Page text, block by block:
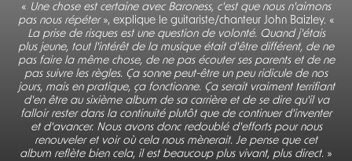
« Une chose est certaine avec Baroness, c'est que nous n'aimons
pas nous répéter », explique le guitariste/chanteur John Baizley. «
La prise de risques est une question de volonté. Quand j'étais
plus jeune, tout l'intérêt de la musique était d'être différent, de ne
pas faire la même chose, de ne pas écouter ses parents et de ne
pas suivre les règles. Ça sonne peut-être un peu ridicule de nos
jours, mais en pratique, ça fonctionne. Ça serait vraiment terrifiant
d'en être au sixième album de sa carrière et de se dire qu'il va
falloir rester dans la continuité plutôt que de continuer d'inventer
et d'avancer. Nous avons donc redoublé d'efforts pour nous
renouveler et voir où cela nous mènerait. Je pense que cet
album reflète bien cela, il est beaucoup plus vivant, plus direct. »